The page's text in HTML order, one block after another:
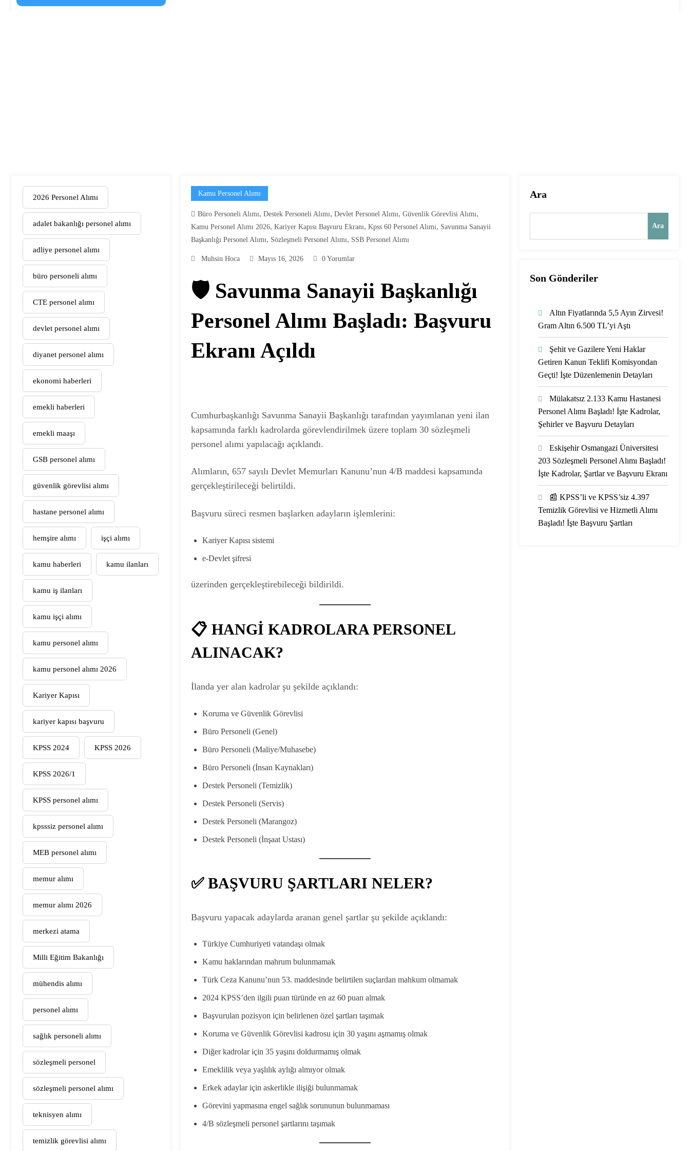
2026 Personel Alımı
adalet bakanlığı personel alımı
adliye personel alımı
büro personeli alımı
CTE personel alımı
devlet personel alımı
diyanet personel alımı
ekonomi haberleri
emekli haberleri
emekli maaşı
GSB personel alımı
güvenlik görevlisi alımı
hastane personel alımı
hemşire alımı işçi alımı
kamu haberleri kamu ilanları
kamu iş ilanları
kamu işçi alımı
kamu personel alımı
kamu personel alımı 2026
Kariyer Kapısı
kariyer kapısı başvuru
KPSS 2024 KPSS 2026
KPSS 2026/1
KPSS personel alımı
kpsssiz personel alımı
MEB personel alımı
memur alımı
memur alımı 2026
merkezi atama
Milli Eğitim Bakanlığı
mühendis alımı
personel alımı
sağlık personeli alımı
sözleşmeli personel
sözleşmeli personel alımı
teknisyen alımı
temizlik görevlisi alımı
Kamu Personel Alımı
Büro Personeli Alımı, Destek Personeli Alımı, Devlet Personel Alımı, Güvenlik Görevlisi Alımı,
Kamu Personel Alımı 2026, Kariyer Kapısı Başvuru Ekranı, Kpss 60 Personel Alımı, Savunma Sanayii
Başkanlığı Personel Alımı, Sözleşmeli Personel Alımı, SSB Personel Alımı
Muhsin Hoca Mayıs 16, 2026 0 Yorumlar
🛡️ Savunma Sanayii Başkanlığı
Personel Alımı Başladı: Başvuru
Ekranı Açıldı
Cumhurbaşkanlığı Savunma Sanayii Başkanlığı tarafından yayımlanan yeni ilan
kapsamında farklı kadrolarda görevlendirilmek üzere toplam 30 sözleşmeli
personel alımı yapılacağı açıklandı.
Alımların, 657 sayılı Devlet Memurları Kanunu’nun 4/B maddesi kapsamında
gerçekleştirileceği belirtildi.
Başvuru süreci resmen başlarken adayların işlemlerini:
Kariyer Kapısı sistemi
e-Devlet şifresi
üzerinden gerçekleştirebileceği bildirildi.
📋 HANGİ KADROLARA PERSONEL
ALINACAK?
İlanda yer alan kadrolar şu şekilde açıklandı:
Koruma ve Güvenlik Görevlisi
Büro Personeli (Genel)
Büro Personeli (Maliye/Muhasebe)
Büro Personeli (İnsan Kaynakları)
Destek Personeli (Temizlik)
Destek Personeli (Servis)
Destek Personeli (Marangoz)
Destek Personeli (İnşaat Ustası)
✅ BAŞVURU ŞARTLARI NELER?
Başvuru yapacak adaylarda aranan genel şartlar şu şekilde açıklandı:
Türkiye Cumhuriyeti vatandaşı olmak
Kamu haklarından mahrum bulunmamak
Türk Ceza Kanunu’nun 53. maddesinde belirtilen suçlardan mahkum olmamak
2024 KPSS’den ilgili puan türünde en az 60 puan almak
Başvurulan pozisyon için belirlenen özel şartları taşımak
Koruma ve Güvenlik Görevlisi kadrosu için 30 yaşını aşmamış olmak
Diğer kadrolar için 35 yaşını doldurmamış olmak
Emeklilik veya yaşlılık aylığı almıyor olmak
Erkek adaylar için askerlikle ilişiği bulunmamak
Görevini yapmasına engel sağlık sorununun bulunmaması
4/B sözleşmeli personel şartlarını taşımak
Ara
Ara
Son Gönderiler
Altın Fiyatlarında 5,5 Ayın Zirvesi!
Gram Altın 6.500 TL’yi Aştı
Şehit ve Gazilere Yeni Haklar
Getiren Kanun Teklifi Komisyondan
Geçti! İşte Düzenlemenin Detayları
Mülakatsız 2.133 Kamu Hastanesi
Personel Alımı Başladı! İşte Kadrolar,
Şehirler ve Başvuru Detayları
Eskişehir Osmangazi Üniversitesi
203 Sözleşmeli Personel Alımı Başladı!
İşte Kadrolar, Şartlar ve Başvuru Ekranı
📰 KPSS’li ve KPSS’siz 4.397
Temizlik Görevlisi ve Hizmetli Alımı
Başladı! İşte Başvuru Şartları